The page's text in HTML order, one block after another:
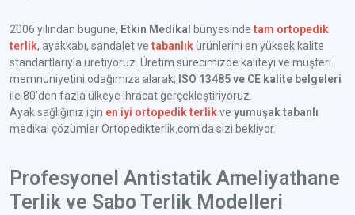
2006 yılından bugüne, Etkin Medikal bünyesindetam ortopedik
terlik, ayakkabı, sandalet vetabanlık ürünlerini en yüksek kalite
standartlarıyla üretiyoruz. Üretim sürecimizde kaliteyi ve müşteri
memnuniyetini odağımıza alarak; ISO 13485 ve CE kalite belgeleri
ile 80’den fazla ülkeye ihracat gerçekleştiriyoruz.
Ayak sağlığınız için en iyi ortopedik terlik ve yumuşak tabanlı
medikal çözümler Ortopedikterlik.com'da sizi bekliyor.
Profesyonel Antistatik Ameliyathane
Terlik ve Sabo Terlik Modelleri